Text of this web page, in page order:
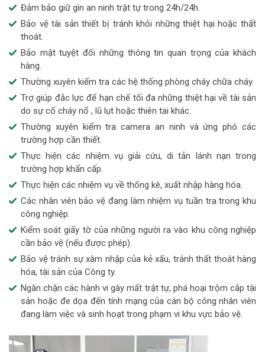
Đảm bảo giữ gìn an ninh trật tự trong 24h/24h.
Bảo vệ tài sản thiết bị tránh khỏi những thiệt hại hoặc thất
thoát.
Bảo mật tuyệt đối những thông tin quan trọng của khách
hàng.
Thường xuyên kiểm tra các hệ thống phòng cháy chữa cháy.
Trợ giúp đắc lực để hạn chế tối đa những thiệt hại về tài sản
do sự cố cháy nổ , lũ lụt hoặc thiên tai khác.
Thường xuyên kiểm tra camera an ninh và ứng phó các
trường hợp cần thiết.
Thực hiện các nhiệm vụ giải cứu, di tản lánh nạn trong
trường hợp khẩn cấp.
Thực hiện các nhiệm vụ về thống kê, xuất nhập hàng hóa.
Các nhân viên bảo vệ đang làm nhiệm vụ tuần tra trong khu
công nghiệp.
Kiểm soát giấy tờ của những người ra vào khu công nghiệp
cần bảo vệ (nếu được phép).
Bảo vệ tránh sự xâm nhập của kẻ xấu, tránh thất thoát hàng
hóa, tài sản của Công ty.
Ngăn chặn các hành vi gây mất trật tự, phá hoại trộm cắp tài
sản hoặc đe dọa đến tính mạng của cán bộ công nhân viên
đang làm việc và sinh hoạt trong phạm vi khu vực bảo vệ.